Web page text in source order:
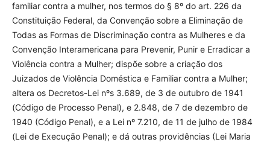
familiar contra a mulher, nos termos do § 8º do art. 226 da
Constituição Federal, da Convenção sobre a Eliminação de
Todas as Formas de Discriminação contra as Mulheres e da
Convenção Interamericana para Prevenir, Punir e Erradicar a
Violência contra a Mulher; dispõe sobre a criação dos
Juizados de Violência Doméstica e Familiar contra a Mulher;
altera os Decretos-Lei nºs 3.689, de 3 de outubro de 1941
(Código de Processo Penal), e 2.848, de 7 de dezembro de
1940 (Código Penal), e a Lei nº 7.210, de 11 de julho de 1984
(Lei de Execução Penal); e dá outras providências (Lei Maria